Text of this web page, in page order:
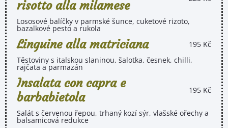
risotto alla milamese
Lososové balíčky v parmské šunce, cuketové rizoto,
bazalkové pesto a rukola
Linguine alla matriciana
195 Kč
Těstoviny s italskou slaninou, šalotka, česnek, chilli,
rajčata a parmazán
Insalata con capra e
barbabietola
195 Kč
Salát s červenou řepou, trhaný kozí sýr, vlašské ořechy a
balsamicová redukce